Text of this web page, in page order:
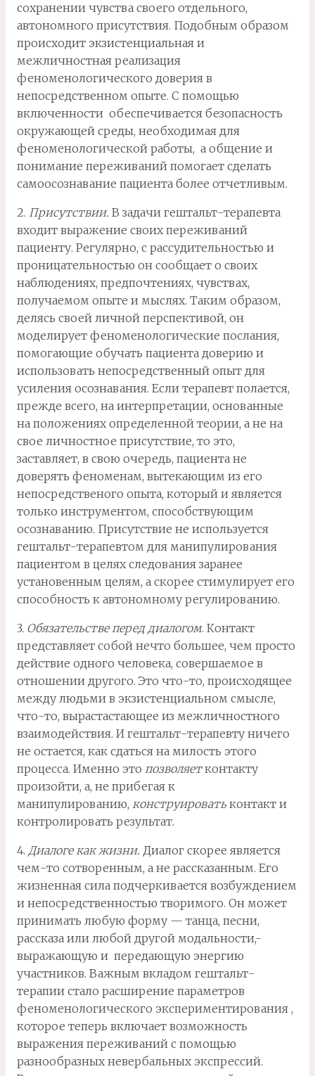
сохранении чувства своего отдельного,
автономного присутствия. Подобным образом
происходит экзистенциальная и
межличностная реализация
феноменологического доверия в
непосредственном опыте. С помощью
включенности обеспечивается безопасность
окружающей среды, необходимая для
феноменологической работы, а общение и
понимание переживаний помогает сделать
самоосознавание пациента более отчетливым.
2. Присутствии. В задачи гештальт-терапевта
входит выражение своих переживаний
пациенту. Регулярно, с рассудительностью и
проницательностью он сообщает о своих
наблюдениях, предпочтениях, чувствах,
получаемом опыте и мыслях. Таким образом,
делясь своей личной перспективой, он
моделирует феноменологические послания,
помогающие обучать пациента доверию и
использовать непосредственный опыт для
усиления осознавания. Если терапевт полается,
прежде всего, на интерпретации, основанные
на положениях определенной теории, а не на
свое личностное присутствие, то это,
заставляет, в свою очередь, пациента не
доверять феноменам, вытекающим из его
непосредственого опыта, который и является
только инструментом, способствующим
осознаванию. Присутствие не используется
гештальт-терапевтом для манипулирования
пациентом в целях следования заранее
установенным целям, а скорее стимулирует его
способность к автономному регулированию.
3. Обязательстве перед диалогом. Контакт
представляет собой нечто большее, чем просто
действие одного человека, совершаемое в
отношении другого. Это что-то, происходящее
между людьми в экзистенциальном смысле,
что-то, вырастастающее из межличностного
взаимодействия. И гештальт-терапевту ничего
не остается, как сдаться на милость этого
процесса. Именно это позволяетконтакту
произойти, а, не прибегая к
манипулированию, конструировать контакт и
контролировать результат.
4. Диалоге как жизни. Диалог скорее является
чем-то сотворенным, а не рассказанным. Его
жизненная сила подчеркивается возбуждением
и непосредственностью творимого. Он может
принимать любую форму — танца, песни,
рассказа или любой другой модальности,-
выражающую и передающую энергию
участников. Важным вкладом гештальт-
терапии стало расширение параметров
феноменологического экспериментирования ,
которое теперь включает возможность
выражения переживаний с помощью
разнообразных невербальных экспрессий.